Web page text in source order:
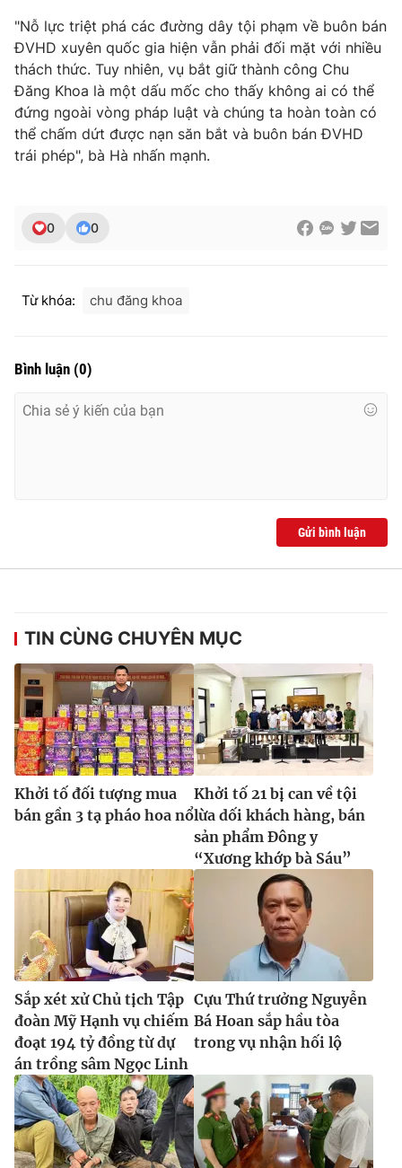
THỜI BÁO VTV
Cơ quan chủ quản:
cấp ngày 29/12/2023
Nguyễn Trọng Ninh
Ðiện thoại Thời báo VTV:024.66 897 897
® Cấm sao chép dưới mọi hình thức nếu không có sự chấp
thuận bằng văn bản. Ghi rõ nguồn VTV.vn khi phát hành lại
thông tin từ website này.
"Nỗ lực triệt phá các đường dây tội phạm về buôn bán
ĐVHD xuyên quốc gia hiện vẫn phải đối mặt với nhiều
thách thức. Tuy nhiên, vụ bắt giữ thành công Chu
Đăng Khoa là một dấu mốc cho thấy không ai có thể
đứng ngoài vòng pháp luật và chúng ta hoàn toàn có
thể chấm dứt được nạn săn bắt và buôn bán ĐVHD
trái phép", bà Hà nhấn mạnh.
0 0
Từ khóa: chu đăng khoa
Bình luận (0)
Gửi bình luận
TIN CÙNG CHUYÊN MỤC
Khởi tố đối tượng mua
bán gần 3 tạ pháo hoa nổ
Khởi tố 21 bị can về tội
lừa dối khách hàng, bán
sản phẩm Đông y
“Xương khớp bà Sáu”
Sắp xét xử Chủ tịch Tập
đoàn Mỹ Hạnh vụ chiếm
đoạt 194 tỷ đồng từ dự
án trồng sâm Ngọc Linh
Cựu Thứ trưởng Nguyễn
Bá Hoan sắp hầu tòa
trong vụ nhận hối lộ